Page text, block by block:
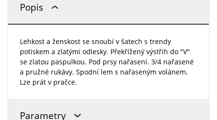
Popis
Lehkost a ženskost se snoubí v šatech s trendy
potiskem a zlatými odlesky. Překřížený výstřih do "V"
se zlatou paspulkou. Pod prsy nařasení. 3/4 nařasené
a pružné rukávy. Spodní lem s nařaseným volánem.
Lze prát v pračce.
Parametry